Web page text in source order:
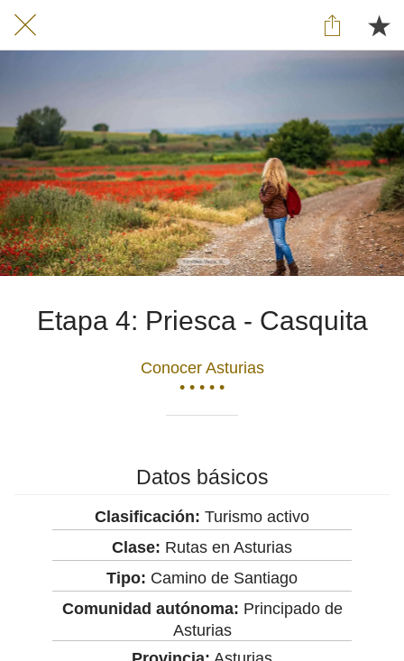
Etapa 4: Priesca - Casquita
Conocer Asturias
• • • • •
Datos básicos
Clasificación: Turismo activo
Clase: Rutas en Asturias
Tipo: Camino de Santiago
Comunidad autónoma: Principado de
Asturias